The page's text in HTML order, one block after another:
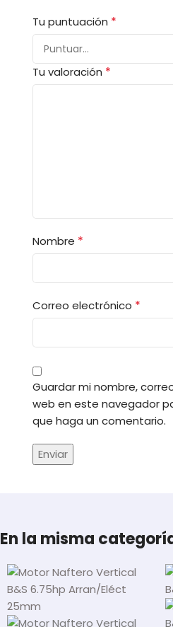
Tu puntuación *
Tu valoración *
Nombre *
Correo electrónico *
Guardar mi nombre,
web en este navegador
que haga un comentario.
En la misma